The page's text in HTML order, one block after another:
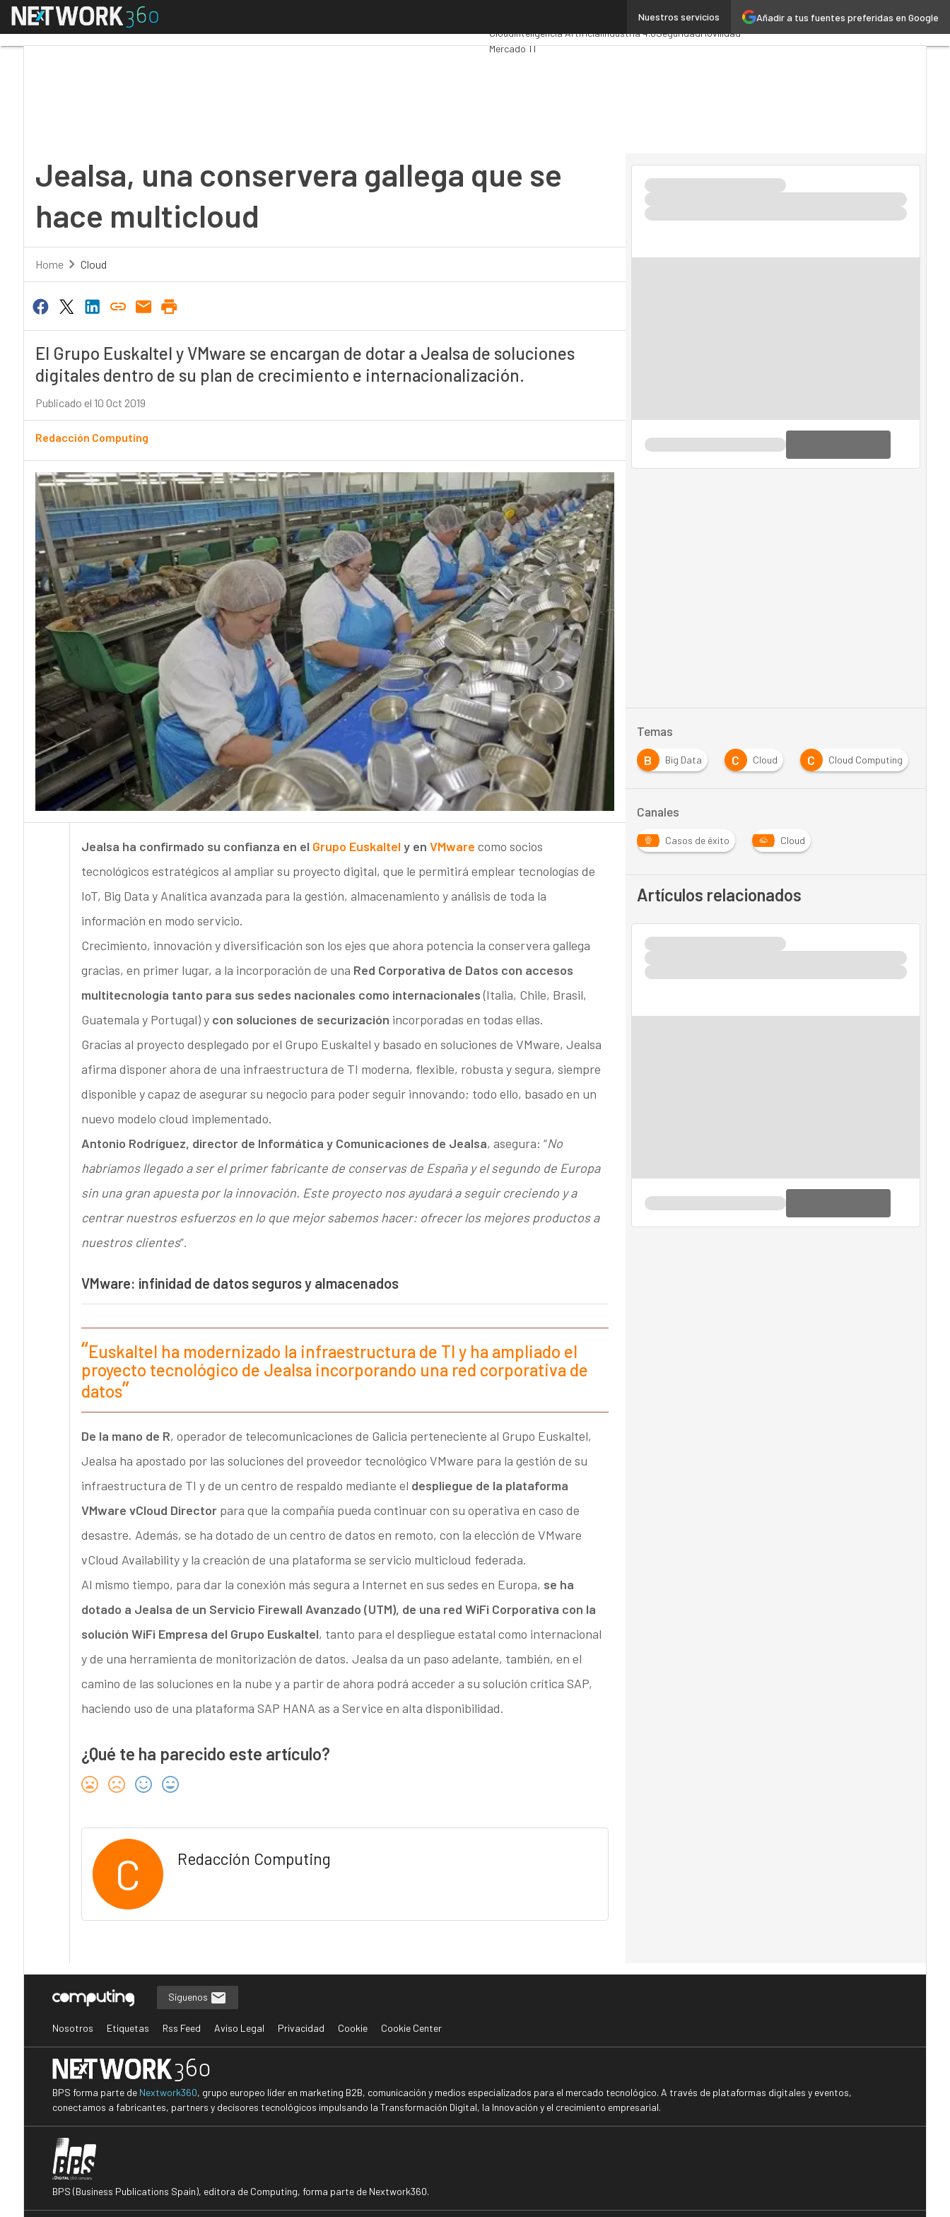
Añadir a tus fuentes preferidas en Google
Nuestros servicios
Menú Administración PúblicaMarTech
CloudInteligencia ArtificialIndustria 4.0SeguridadMovilidad
Mercado TI
Jealsa, una conservera gallega que se
hace multicloud
Home Cloud
El Grupo Euskaltel y VMware se encargan de dotar a Jealsa de soluciones
digitales dentro de su plan de crecimiento e internacionalización.
Publicado el 10 Oct 2019
Redacción Computing
Jealsa ha confirmado su confianza en el Grupo Euskaltely en VMware como socios
tecnológicos estratégicos al ampliar su proyecto digital, que le permitirá emplear tecnologías de
IoT, Big Data y Analítica avanzada para la gestión, almacenamiento y análisis de toda la
información en modo servicio.
Crecimiento, innovación y diversificación son los ejes que ahora potencia la conservera gallega
gracias, en primer lugar, a la incorporación de una Red Corporativa de Datos con accesos
multitecnología tanto para sus sedes nacionales como internacionales(Italia, Chile, Brasil,
Guatemala y Portugal) y con soluciones de securización incorporadas en todas ellas.
Gracias al proyecto desplegado por el Grupo Euskaltel y basado en soluciones de VMware, Jealsa
afirma disponer ahora de una infraestructura de TI moderna, flexible, robusta y segura, siempre
disponible y capaz de asegurar su negocio para poder seguir innovando; todo ello, basado en un
nuevo modelo cloud implementado.
Antonio Rodríguez, director de Informática y Comunicaciones de Jealsa, asegura: “No
habríamos llegado a ser el primer fabricante de conservas de España y el segundo de Europa
sin una gran apuesta por la innovación. Este proyecto nos ayudará a seguir creciendo y a
centrar nuestros esfuerzos en lo que mejor sabemos hacer: ofrecer los mejores productos a
nuestros clientes”.
VMware: infinidad de datos seguros y almacenados
Euskaltel ha modernizado la infraestructura de TI y ha ampliado el
proyecto tecnológico de Jealsa incorporando una red corporativa de
datos
De la mano de R, operador de telecomunicaciones de Galicia perteneciente al Grupo Euskaltel,
Jealsa ha apostado por las soluciones del proveedor tecnológico VMware para la gestión de su
infraestructura de TI y de un centro de respaldo mediante el despliegue de la plataforma
VMware vCloud Directorpara que la compañía pueda continuar con su operativa en caso de
desastre. Además, se ha dotado de un centro de datos en remoto, con la elección de VMware
vCloud Availability y la creación de una plataforma se servicio multicloud federada.
Al mismo tiempo, para dar la conexión más segura a Internet en sus sedes en Europa, se ha
dotado a Jealsa de un Servicio Firewall Avanzado (UTM), de una red WiFi Corporativa con la
solución WiFi Empresa del Grupo Euskaltel, tanto para el despliegue estatal como internacional
y de una herramienta de monitorización de datos. Jealsa da un paso adelante, también, en el
camino de las soluciones en la nube y a partir de ahora podrá acceder a su solución crítica SAP,
haciendo uso de una plataforma SAP HANA as a Service en alta disponibilidad.
¿Qué te ha parecido este artículo?
C Redacción Computing
Temas
A
Almacenamiento B Big Data C Cloud C Cloud Computing
Canales
Casos de éxito Cloud
Artículos relacionados
Síguenos
Nosotros Etiquetas Rss Feed Aviso Legal Privacidad Cookie Cookie Center
BPS forma parte de Nextwork360, grupo europeo líder en marketing B2B, comunicación y medios especializados para el mercado tecnológico. A través de plataformas digitales y eventos,
conectamos a fabricantes, partners y decisores tecnológicos impulsando la Transformación Digital, la Innovación y el crecimiento empresarial.
BPS (Business Publications Spain), editora de Computing, forma parte de Nextwork360.